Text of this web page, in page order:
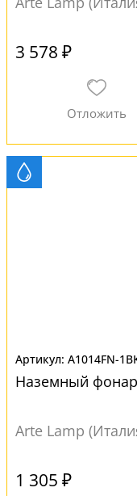
3 578 ₽
A1014FN-
Наземный
Arte Lamp
1 305 ₽